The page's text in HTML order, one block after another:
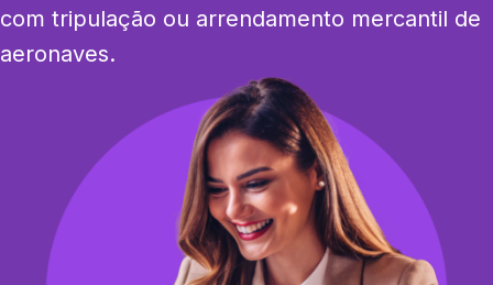
com tripulação ou arrendamento mercantil de
aeronaves.